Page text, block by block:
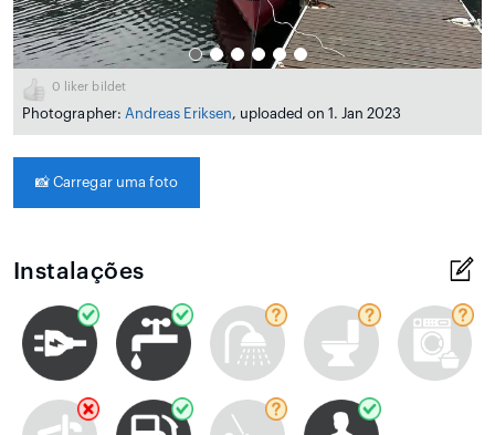
0 liker bildet
Photographer: Andreas Eriksen, uploaded on 1. Jan 2023
📸 Carregar uma foto
Instalações